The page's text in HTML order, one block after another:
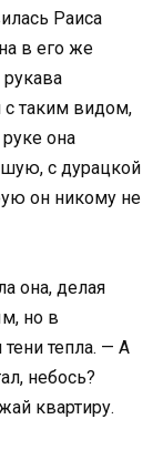
Раиса
в его же
с таким видом,
она
с дурацкой
он никому не
она, делая
но в
тепла. — А
небось?
квартиру.